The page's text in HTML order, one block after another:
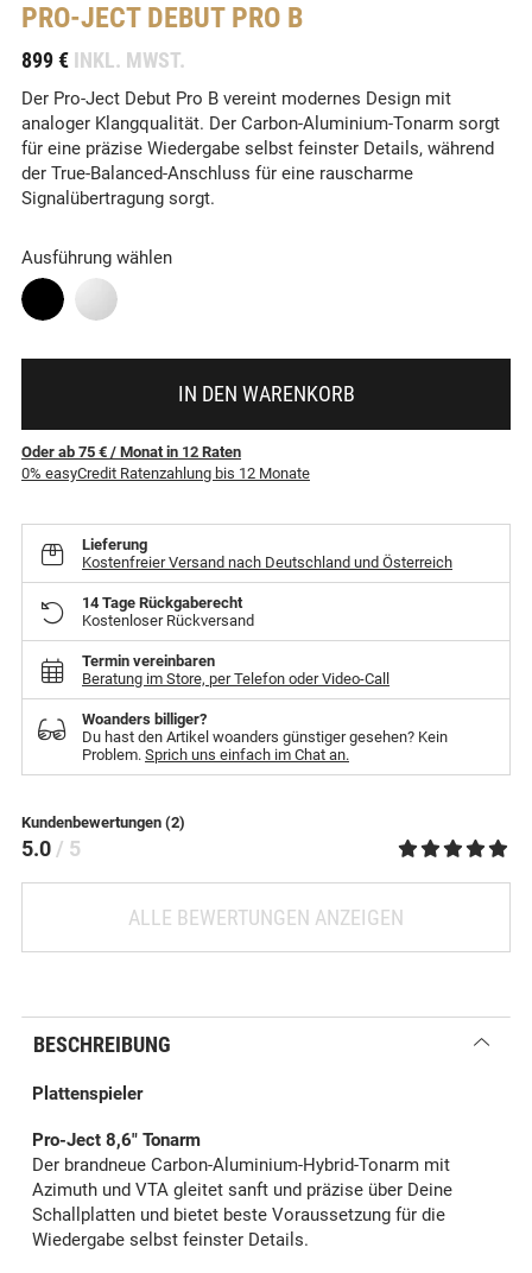
PRO-JECTDEBUT PRO B
899 € INKL. MWST.
Der Pro-Ject Debut Pro B vereint modernes Design mit
analoger Klangqualität. Der Carbon-Aluminium-Tonarm sorgt
für eine präzise Wiedergabe selbst feinster Details, während
der True-Balanced-Anschluss für eine rauscharme
Signalübertragung sorgt.
Ausführung wählen
IN DEN WARENKORB
Oder ab 75 € / Monatin 12 Raten
0% easyCredit Ratenzahlung bis 12 Monate
Lieferung
Kostenfreier Versand nach Deutschland und Österreich
14 Tage Rückgaberecht
Kostenloser Rückversand
Termin vereinbaren
Beratung im Store, per Telefon oder Video-Call
Woanders billiger?
Du hast den Artikel woanders günstiger gesehen? Kein
Problem. Sprich uns einfach im Chat an.
Kundenbewertungen (2)
5.0 / 5
ALLE BEWERTUNGEN ANZEIGEN
BESCHREIBUNG
Plattenspieler
Pro-Ject 8,6" Tonarm
Der brandneue Carbon-Aluminium-Hybrid-Tonarm mit
Azimuth und VTA gleitet sanft und präzise über Deine
Schallplatten und bietet beste Voraussetzung für die
Wiedergabe selbst feinster Details.